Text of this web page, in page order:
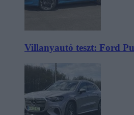
Villanyautó teszt: Ford